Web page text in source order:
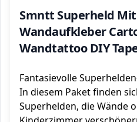
Smntt Superheld
Wandaufkleber
Wandtattoo DIY
Fantasievolle
In diesem Paket finden
Superhelden, die Wände